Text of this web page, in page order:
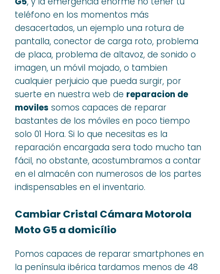
teléfono en los momentos más
desacertados, un ejemplo una rotura de
pantalla, conector de carga roto, problema
de placa, problema de altavoz, de sonido o
imagen, un móvil mojado, o tambien
cualquier perjuicio que pueda surgir, por
suerte en nuestra web de reparacion de
moviles somos capaces de reparar
bastantes de los móviles en poco tiempo
solo 01 Hora. Si lo que necesitas es la
reparación encargada sera todo mucho tan
fácil, no obstante, acostumbramos a contar
en el almacén con numerosos de los partes
indispensables en el inventario.
Cambiar Cristal Cámara Motorola
Moto G5 a domicílio
Pomos capaces de reparar smartphones en
la península ibérica tardamos menos de 48